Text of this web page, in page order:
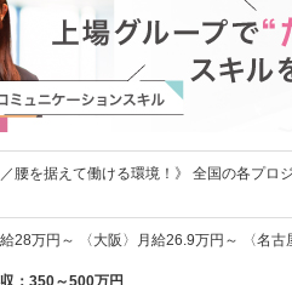
／腰を据えて働ける環境！》 全国の各プ
給28万円～ 〈大阪〉月給26.9万円～ 〈名
： 350～500万円